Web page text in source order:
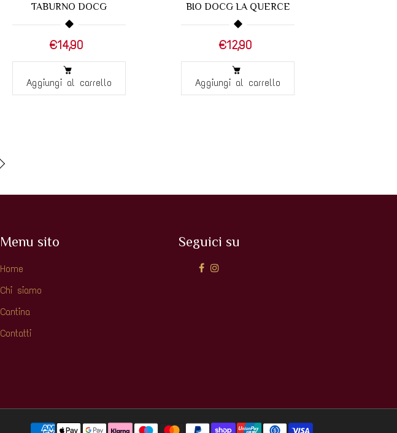
TABURNO DOCG
€14,90
Aggiungi al carrello
BIO DOCG LA QUERCE
€12,90
Aggiungi al carrello
Menu sito
Home
Chi siamo
Cantina
Contatti
Seguici su